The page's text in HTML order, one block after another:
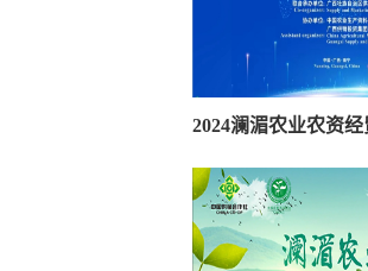
2024澜湄农业农资